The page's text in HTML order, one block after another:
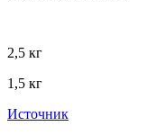
2,5 кг
1,5 кг
Источник